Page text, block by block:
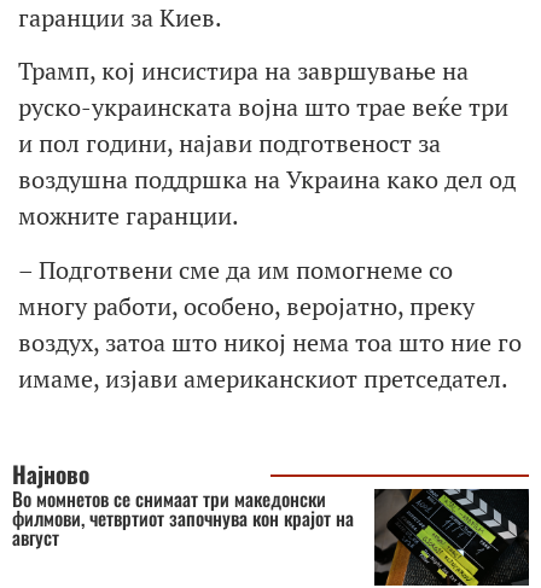
гаранции за Киев.
Трамп, кој инсистира на завршување на
руско-украинската војна што трае веќе три
и пол години, најави подготвеност за
воздушна поддршка на Украина како дел од
можните гаранции.
– Подготвени сме да им помогнеме со
многу работи, особено, веројатно, преку
воздух, затоа што никој нема тоа што ние го
имаме, изјави американскиот претседател.
Најново
Во момнетов се снимаат три македонски
филмови, четвртиот започнува кон крајот на
август